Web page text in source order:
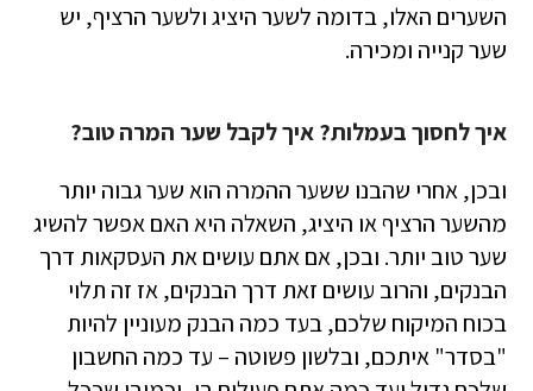
השערים האלו, בדומה לשער היציג ולשער הרציף, יש
שער קנייה ומכירה.
איך לחסוך בעמלות? איך לקבל שער המרה טוב?
ובכן, אחרי שהבנו ששער ההמרה הוא שער גבוה יותר
מהשער הרציף או היציג, השאלה היא האם אפשר להשיג
שער טוב יותר. ובכן, אם אתם עושים את העסקאות דרך
הבנקים, והרוב עושים זאת דרך הבנקים, אז זה תלוי
בכוח המיקוח שלכם, בעד כמה הבנק מעוניין להיות
"בסדר" איתכם, ובלשון פשוטה – עד כמה החשבון